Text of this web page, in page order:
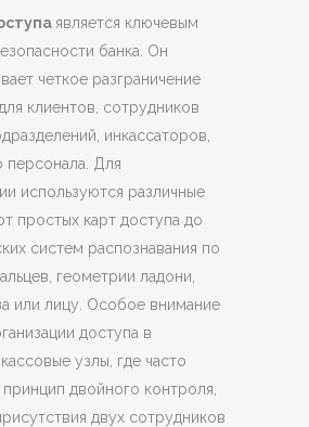
является ключевым
банка. Он
четкое разграничение
клиентов, сотрудников
инкассаторов,
персонала. Для
используются различные
простых карт доступа до
систем распознавания по
геометрии ладони,
или лицу. Особое внимание
доступа в
узлы, где часто
двойного контроля,
двух сотрудников